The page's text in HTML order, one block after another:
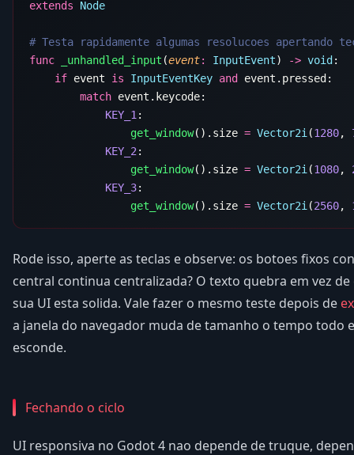
extends
func _unhandled_input (event: InputEvent) -> void
    if
event is InputEventKey and
        match
            KEY_1
                get_window
().size = Vector2i (1280,
            KEY_2
                get_window
().size = Vector2i (1080,
            KEY_3
                get_window
().size = Vector2i (2560,
Rode isso, aperte as teclas e observe: os botoes fixos
central continua centralizada? O texto quebra em vez
sua UI esta solida. Vale fazer o mesmo teste depois de
a janela do navegador muda de tamanho o tempo todo
esconde.
Fechando o ciclo
UI responsiva no Godot 4 nao depende de truque,